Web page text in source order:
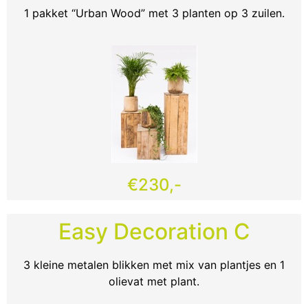
1 pakket “Urban Wood” met 3 planten op 3 zuilen.
€230,-
Easy Decoration C
3 kleine metalen blikken met mix van plantjes en 1
olievat met plant.